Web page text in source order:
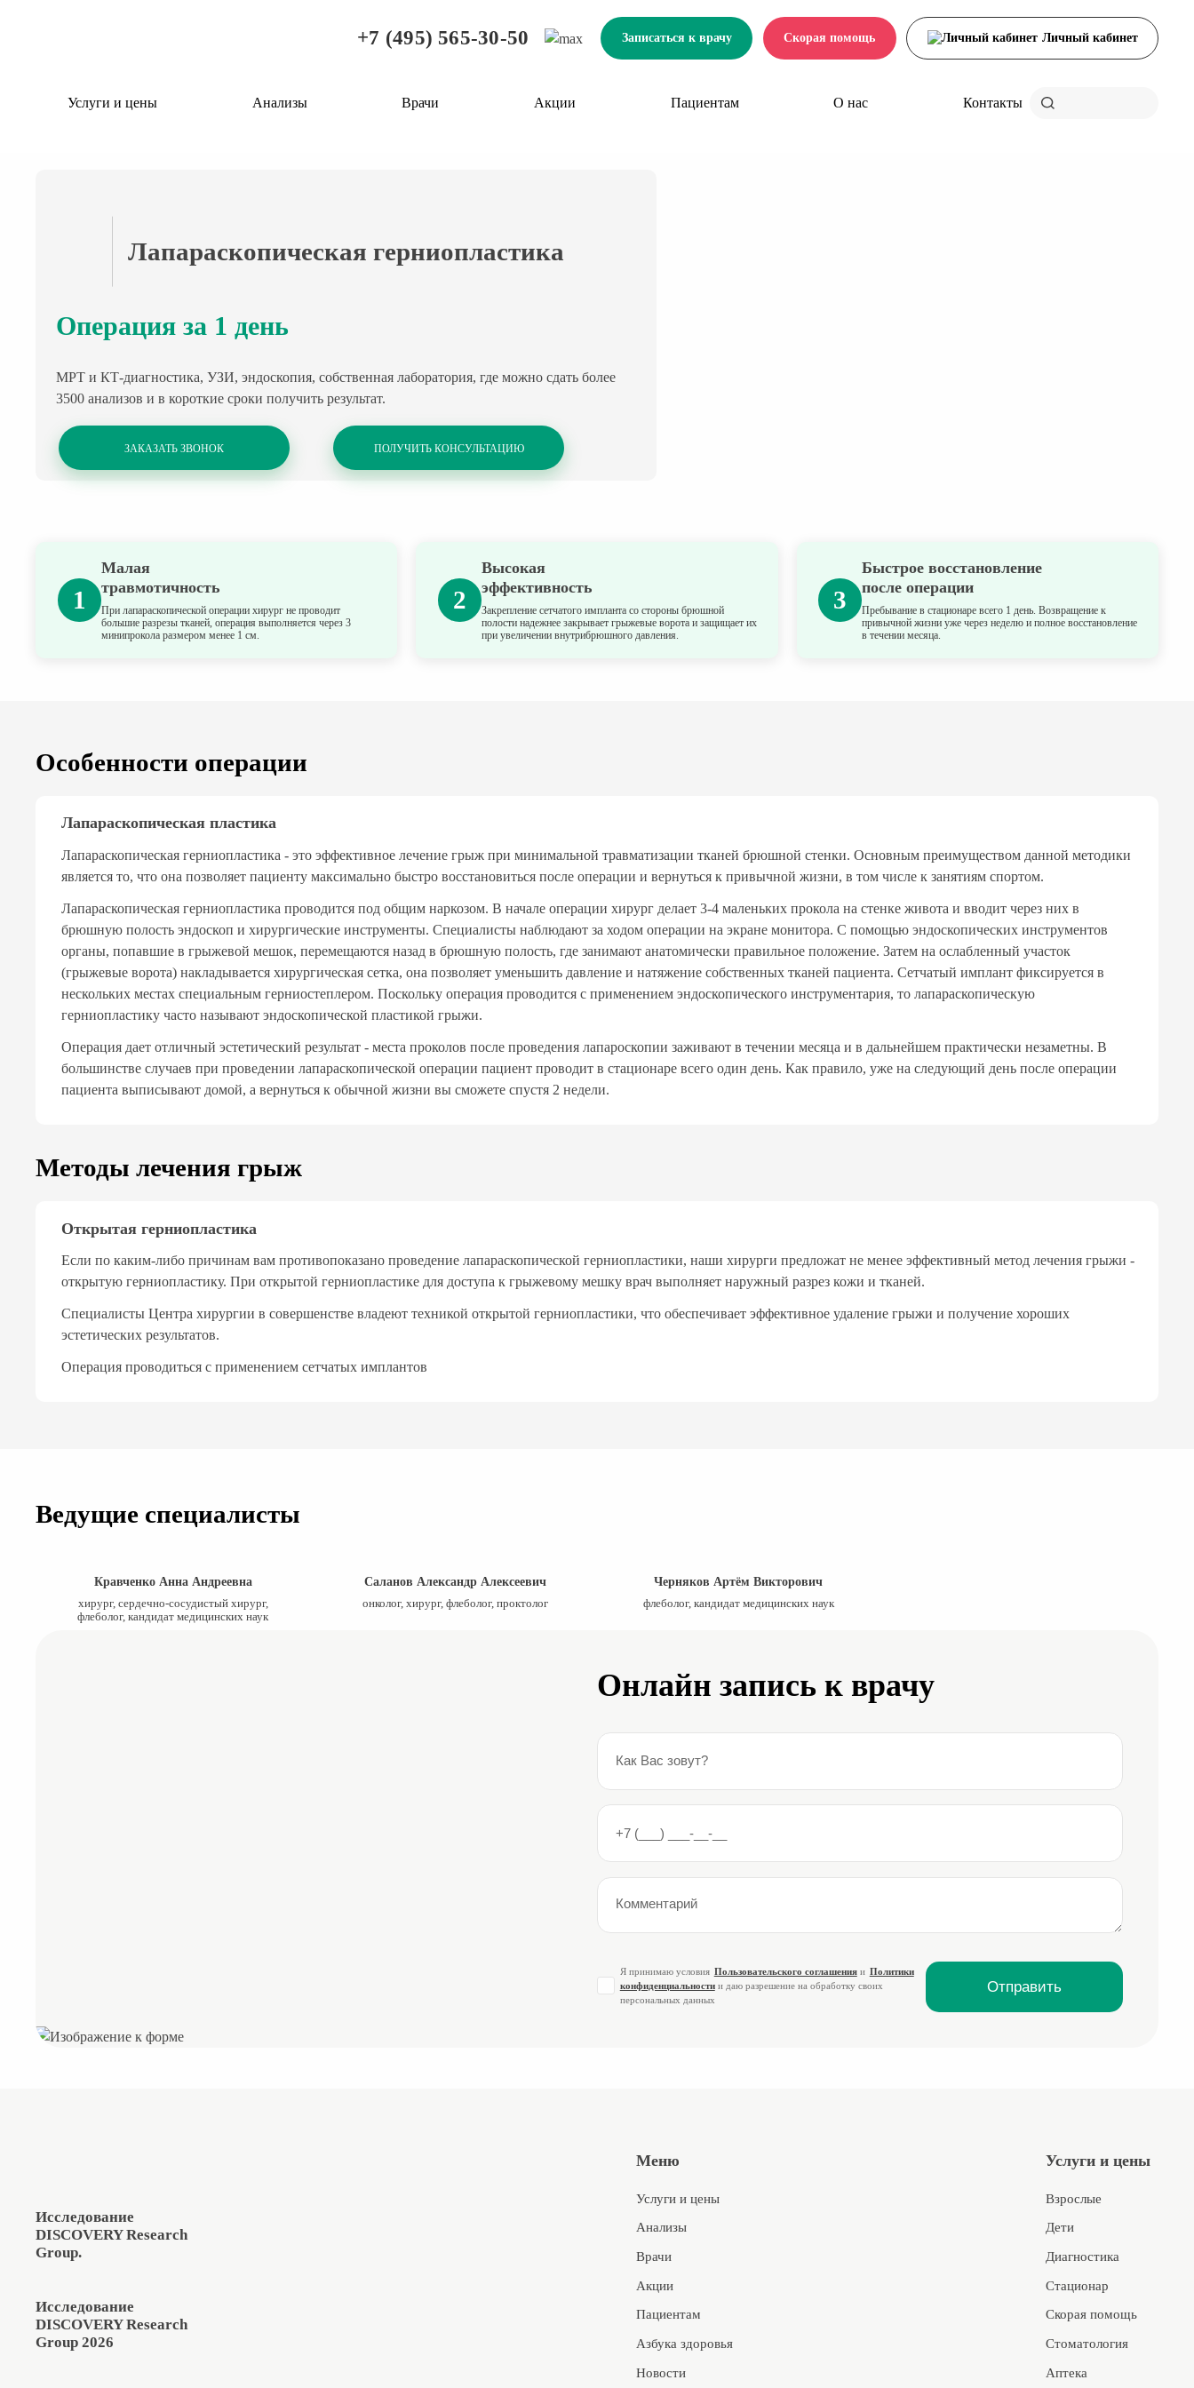
+7 (495) 565-30-50 Записаться к врачу Скорая помощь Личный кабинет
Услуги и цены Анализы Врачи Акции Пациентам О нас Контакты
Лапараскопическая герниопластика
Операция за 1 день
МРТ и КТ-диагностика, УЗИ, эндоскопия, собственная лаборатория, где можно сдать более
3500 анализов и в короткие сроки получить результат.
ЗАКАЗАТЬ ЗВОНОК ПОЛУЧИТЬ КОНСУЛЬТАЦИЮ
1
Малая
травмотичность
При лапараскопической операции хирург не проводит
большие разрезы тканей, операция выполняется через 3
минипрокола размером менее 1 см.
2
Высокая
эффективность
Закрепление сетчатого импланта со стороны брюшной
полости надежнее закрывает грыжевые ворота и защищает их
при увеличении внутрибрюшного давления.
3
Быстрое восстановление
после операции
Пребывание в стационаре всего 1 день. Возвращение к
привычной жизни уже через неделю и полное восстановление
в течении месяца.
Особенности операции
Лапараскопическая пластика
Лапараскопическая герниопластика - это эффективное лечение грыж при минимальной травматизации тканей брюшной стенки. Основным преимуществом данной методики
является то, что она позволяет пациенту максимально быстро восстановиться после операции и вернуться к привычной жизни, в том числе к занятиям спортом.
Лапараскопическая герниопластика проводится под общим наркозом. В начале операции хирург делает 3-4 маленьких прокола на стенке живота и вводит через них в
брюшную полость эндоскоп и хирургические инструменты. Специалисты наблюдают за ходом операции на экране монитора. С помощью эндоскопических инструментов
органы, попавшие в грыжевой мешок, перемещаются назад в брюшную полость, где занимают анатомически правильное положение. Затем на ослабленный участок
(грыжевые ворота) накладывается хирургическая сетка, она позволяет уменьшить давление и натяжение собственных тканей пациента. Сетчатый имплант фиксируется в
нескольких местах специальным герниостеплером. Поскольку операция проводится с применением эндоскопического инструментария, то лапараскопическую
герниопластику часто называют эндоскопической пластикой грыжи.
Операция дает отличный эстетический результат - места проколов после проведения лапароскопии заживают в течении месяца и в дальнейшем практически незаметны. В
большинстве случаев при проведении лапараскопической операции пациент проводит в стационаре всего один день. Как правило, уже на следующий день после операции
пациента выписывают домой, а вернуться к обычной жизни вы сможете спустя 2 недели.
Методы лечения грыж
Открытая герниопластика
Если по каким-либо причинам вам противопоказано проведение лапараскопической герниопластики, наши хирурги предложат не менее эффективный метод лечения грыжи -
открытую герниопластику. При открытой герниопластике для доступа к грыжевому мешку врач выполняет наружный разрез кожи и тканей.
Специалисты Центра хирургии в совершенстве владеют техникой открытой герниопластики, что обеспечивает эффективное удаление грыжи и получение хороших
эстетических результатов.
Операция проводиться с применением сетчатых имплантов
Ведущие специалисты
Кравченко Анна Андреевна
хирург, сердечно-сосудистый хирург,
флеболог, кандидат медицинских наук
Саланов Александр Алексеевич
онколог, хирург, флеболог, проктолог
Черняков Артём Викторович
флеболог, кандидат медицинских наук
Онлайн запись к врачу
Я принимаю условия Пользовательского соглашенияи Политики
конфиденциальностии даю разрешение на обработку своих
персональных данных
Исследование
DISCOVERY Research
Group.
Исследование
DISCOVERY Research
Group 2026
Меню
Услуги и цены
Анализы
Врачи
Акции
Пациентам
Азбука здоровья
Новости
Услуги и цены
Взрослые
Дети
Диагностика
Стационар
Скорая помощь
Стоматология
Аптека